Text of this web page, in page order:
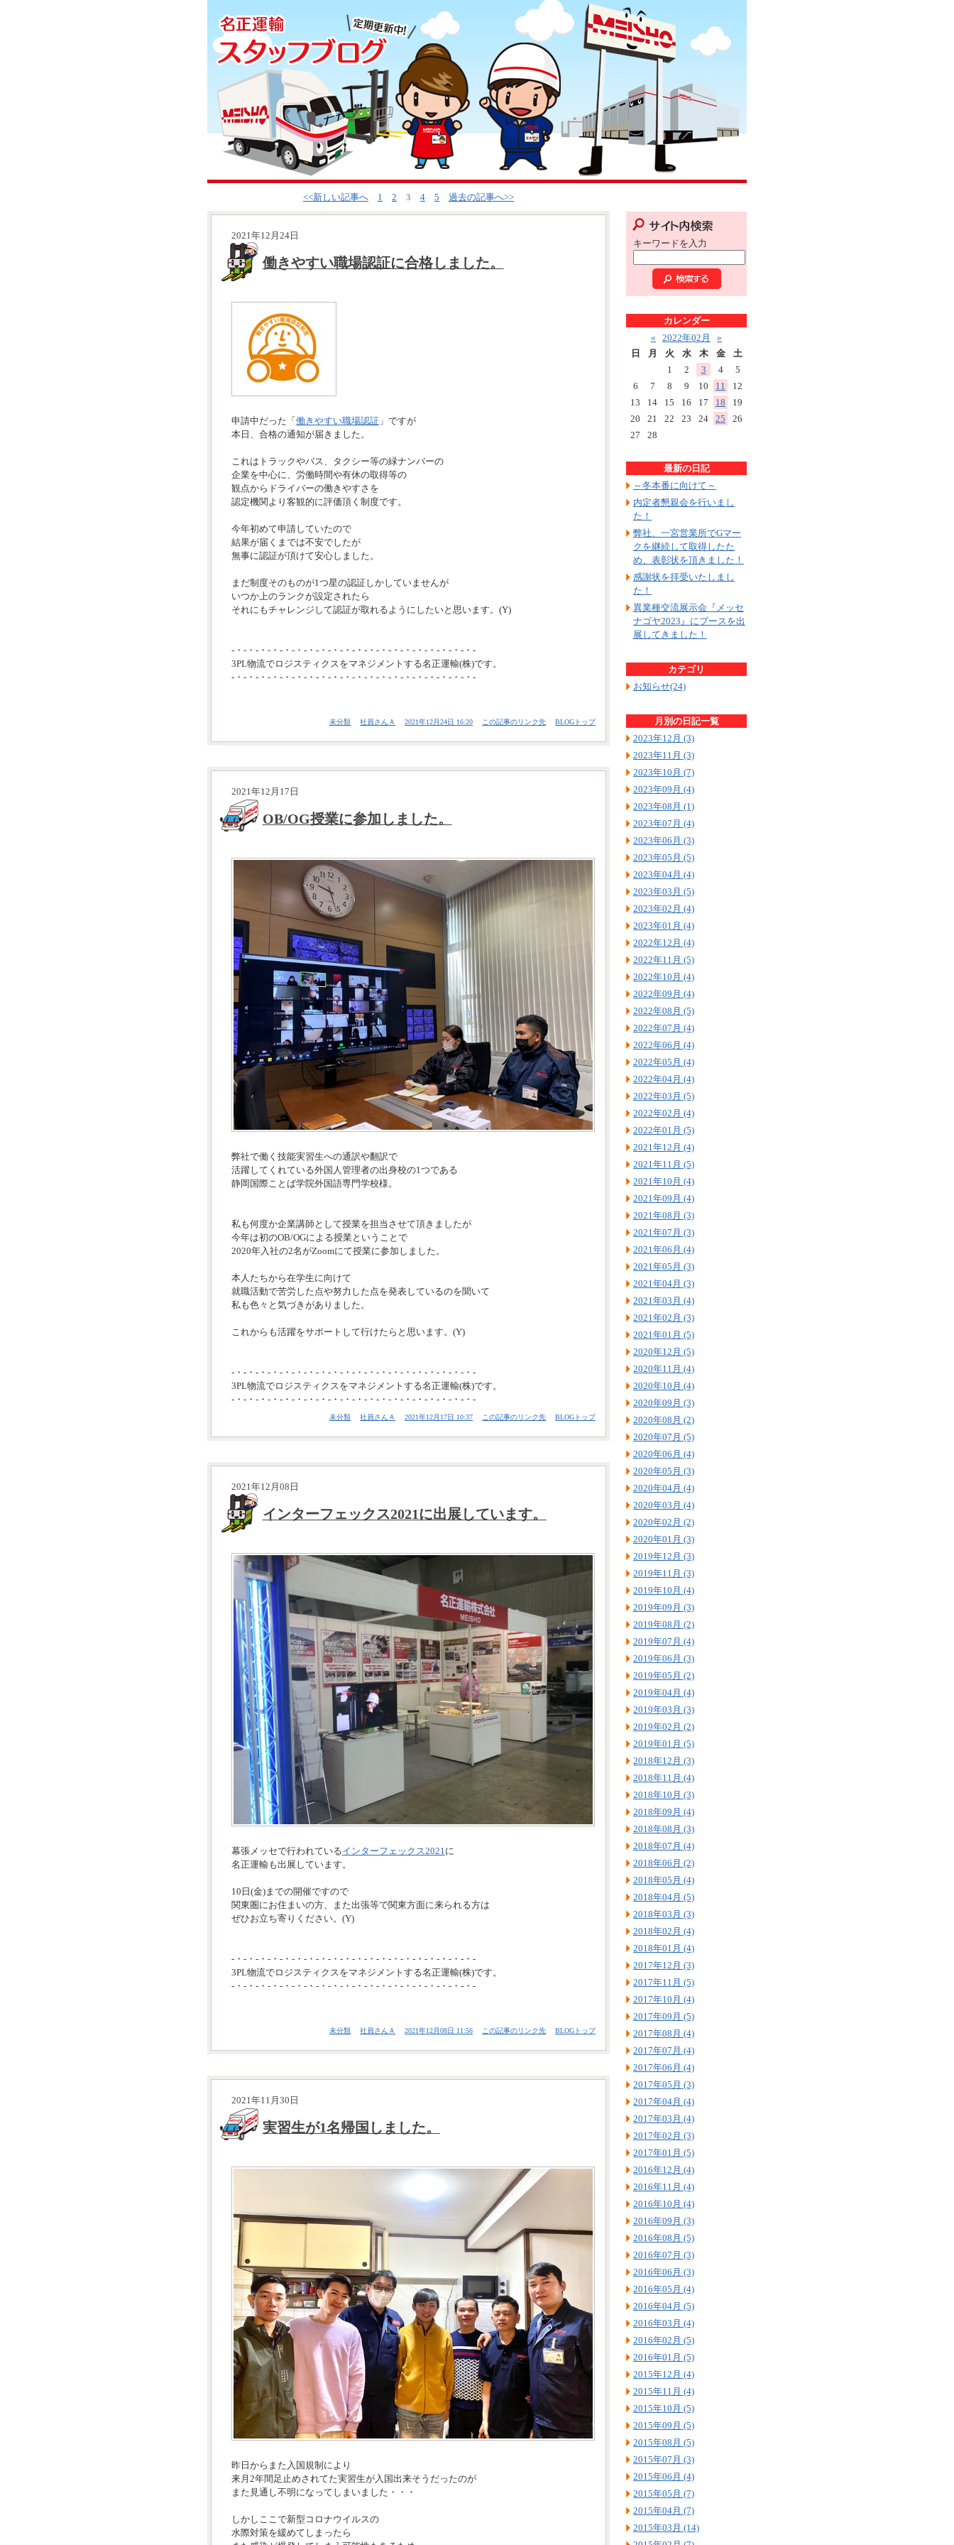
<<新しい記事へ 1 2 3 4 5 過去の記事へ>>
2021年12月24日
働きやすい職場認証に合格しました。
申請中だった「 働きやすい職場認証」ですが
本日、合格の通知が届きました。
これはトラックやバス、タクシー等の緑ナンバーの
企業を中心に、労働時間や有休の取得等の
観点からドライバーの働きやすさを
認定機関より客観的に評価頂く制度です。
今年初めて申請していたので
結果が届くまでは不安でしたが
無事に認証が頂けて安心しました。
まだ制度そのものが1つ星の認証しかしていませんが
いつか上のランクが設定されたら
それにもチャレンジして認証が取れるようにしたいと思います。(Y)
-・-・-・-・-・-・-・-・-・-・-・-・-・-・-・-・-・-・-・-・-
3PL物流でロジスティクスをマネジメントする名正運輸(株)です。
-・-・-・-・-・-・-・-・-・-・-・-・-・-・-・-・-・-・-・-・-
未分類 社員さんＡ 2021年12月24日 16:20 この記事のリンク先 BLOGトップ
2021年12月17日
OB/OG授業に参加しました。
弊社で働く技能実習生への通訳や翻訳で
活躍してくれている外国人管理者の出身校の1つである
静岡国際ことば学院外国語専門学校様。
私も何度か企業講師として授業を担当させて頂きましたが
今年は初のOB/OGによる授業ということで
2020年入社の2名がZoomにて授業に参加しました。
本人たちから在学生に向けて
就職活動で苦労した点や努力した点を発表しているのを聞いて
私も色々と気づきがありました。
これからも活躍をサポートして行けたらと思います。(Y)
-・-・-・-・-・-・-・-・-・-・-・-・-・-・-・-・-・-・-・-・-
3PL物流でロジスティクスをマネジメントする名正運輸(株)です。
-・-・-・-・-・-・-・-・-・-・-・-・-・-・-・-・-・-・-・-・-
未分類 社員さんＡ 2021年12月17日 10:37 この記事のリンク先 BLOGトップ
2021年12月08日
インターフェックス2021に出展しています。
幕張メッセで行われているインターフェックス2021に
名正運輸も出展しています。
10日(金)までの開催ですので
関東圏にお住まいの方、また出張等で関東方面に来られる方は
ぜひお立ち寄りください。(Y)
-・-・-・-・-・-・-・-・-・-・-・-・-・-・-・-・-・-・-・-・-
3PL物流でロジスティクスをマネジメントする名正運輸(株)です。
-・-・-・-・-・-・-・-・-・-・-・-・-・-・-・-・-・-・-・-・-
未分類 社員さんＡ 2021年12月08日 11:56 この記事のリンク先 BLOGトップ
2021年11月30日
実習生が1名帰国しました。
昨日からまた入国規制により
来月2年間足止めされてた実習生が入国出来そうだったのが
また見通し不明になってしまいました・・・
しかしここで新型コロナウイルスの
水際対策を緩めてしまったら
キーワードを入力
カレンダー
«
2022年02月
»
日
月 火 水 木 金
土
1
2 3 4
5
6
7 8 9 10 11
12
13
14 15 16 17 18
19
20
21 22 23 24 25
26
27
28
最新の日記
～冬本番に向けて～
内定者懇親会を行いまし
た！
弊社、一宮営業所でGマー
クを継続して取得したた
め、表彰状を頂きました！
感謝状を拝受いたしまし
た！
異業種交流展示会『メッセ
ナゴヤ2023』にブースを出
展してきました！
カテゴリ
お知らせ(24)
月別の日記一覧
2023年12月 (3)
2023年11月 (3)
2023年10月 (7)
2023年09月 (4)
2023年08月 (1)
2023年07月 (4)
2023年06月 (3)
2023年05月 (5)
2023年04月 (4)
2023年03月 (5)
2023年02月 (4)
2023年01月 (4)
2022年12月 (4)
2022年11月 (5)
2022年10月 (4)
2022年09月 (4)
2022年08月 (5)
2022年07月 (4)
2022年06月 (4)
2022年05月 (4)
2022年04月 (4)
2022年03月 (5)
2022年02月 (4)
2022年01月 (5)
2021年12月 (4)
2021年11月 (5)
2021年10月 (4)
2021年09月 (4)
2021年08月 (3)
2021年07月 (3)
2021年06月 (4)
2021年05月 (3)
2021年04月 (3)
2021年03月 (4)
2021年02月 (3)
2021年01月 (5)
2020年12月 (5)
2020年11月 (4)
2020年10月 (4)
2020年09月 (3)
2020年08月 (2)
2020年07月 (5)
2020年06月 (4)
2020年05月 (3)
2020年04月 (4)
2020年03月 (4)
2020年02月 (2)
2020年01月 (3)
2019年12月 (3)
2019年11月 (3)
2019年10月 (4)
2019年09月 (3)
2019年08月 (2)
2019年07月 (4)
2019年06月 (3)
2019年05月 (2)
2019年04月 (4)
2019年03月 (3)
2019年02月 (2)
2019年01月 (5)
2018年12月 (3)
2018年11月 (4)
2018年10月 (3)
2018年09月 (4)
2018年08月 (3)
2018年07月 (4)
2018年06月 (2)
2018年05月 (4)
2018年04月 (5)
2018年03月 (3)
2018年02月 (4)
2018年01月 (4)
2017年12月 (3)
2017年11月 (5)
2017年10月 (4)
2017年09月 (5)
2017年08月 (4)
2017年07月 (4)
2017年06月 (4)
2017年05月 (3)
2017年04月 (4)
2017年03月 (4)
2017年02月 (3)
2017年01月 (5)
2016年12月 (4)
2016年11月 (4)
2016年10月 (4)
2016年09月 (3)
2016年08月 (5)
2016年07月 (3)
2016年06月 (3)
2016年05月 (4)
2016年04月 (5)
2016年03月 (4)
2016年02月 (5)
2016年01月 (5)
2015年12月 (4)
2015年11月 (4)
2015年10月 (5)
2015年09月 (5)
2015年08月 (5)
2015年07月 (3)
2015年06月 (4)
2015年05月 (7)
2015年04月 (7)
2015年03月 (14)